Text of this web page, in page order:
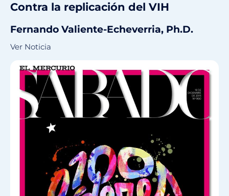
Contra la replicación del VIH
Fernando Valiente-Echeverria, Ph.D.
Ver Noticia